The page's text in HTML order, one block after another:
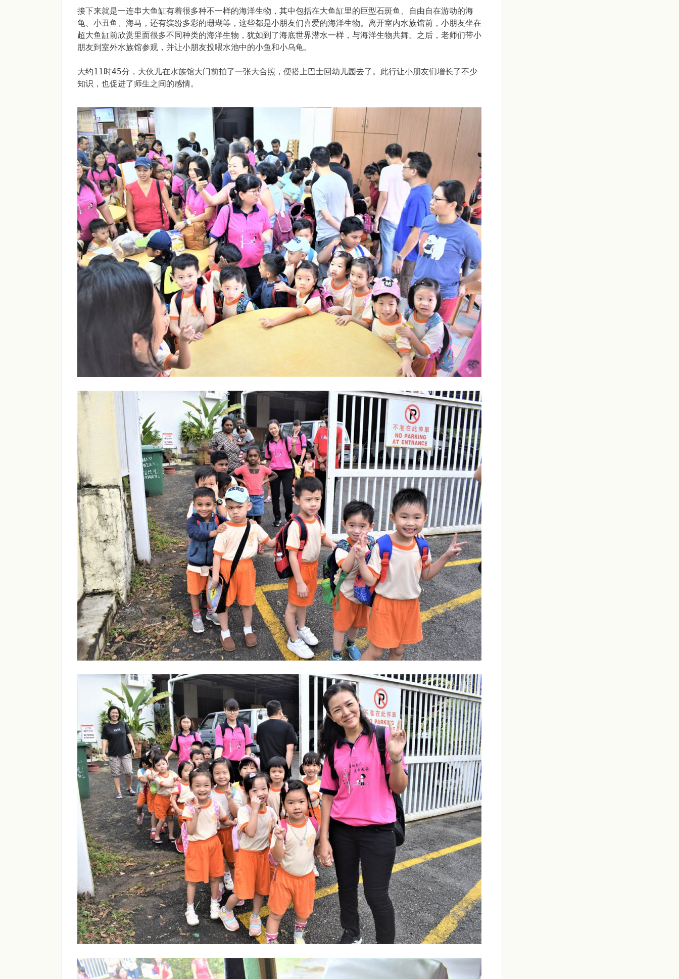
接下来就是一连串大鱼缸有着很多种不一样的海洋生物，其中包括在大鱼缸里的巨型石斑鱼、自由自在游动的海
龟、小丑鱼、海马，还有缤纷多彩的珊瑚等，这些都是小朋友们喜爱的海洋生物。离开室内水族馆前，小朋友坐在
超大鱼缸前欣赏里面很多不同种类的海洋生物，犹如到了海底世界潜水一样，与海洋生物共舞。之后，老师们带小
朋友到室外水族馆参观，并让小朋友投喂水池中的小鱼和小乌龟。
大约11时45分，大伙儿在水族馆大门前拍了一张大合照，便搭上巴士回幼儿园去了。此行让小朋友们增长了不少
知识，也促进了师生之间的感情。